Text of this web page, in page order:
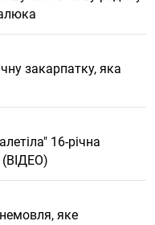
закарпатку, яка
16-річна
(ВІДЕО)
яке